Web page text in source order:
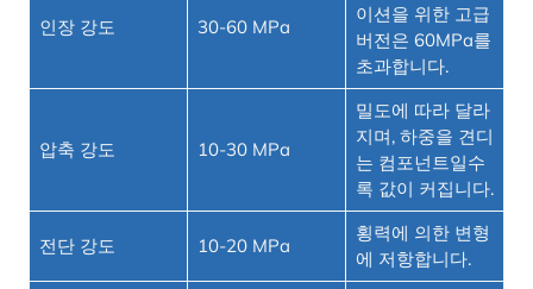
인장 강도 30-60 MPa
이션을 위한 고급
버전은 60MPa를
초과합니다.
압축 강도 10-30 MPa
밀도에 따라 달라
지며, 하중을 견디
는 컴포넌트일수
록 값이 커집니다.
전단 강도 10-20 MPa
횡력에 의한 변형
에 저항합니다.